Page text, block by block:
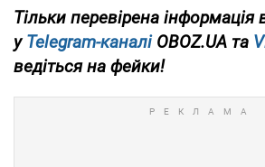
Тільки перевірена інформація
уTelegram-каналіOBOZ.UA та
ведіться на фейки!